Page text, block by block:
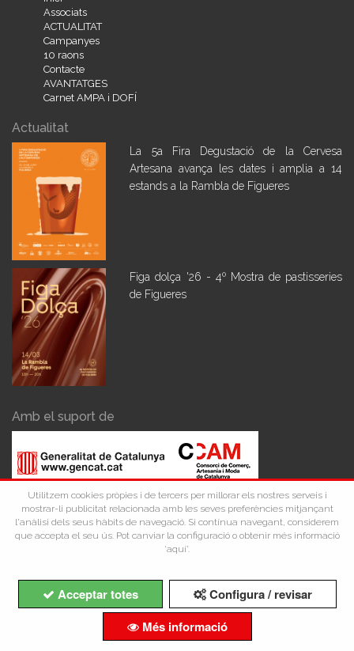
Associats
ACTUALITAT
Campanyes
10 raons
Contacte
AVANTATGES
Carnet AMPA i DOFÍ
Actualitat
La 5a Fira Degustació de la Cervesa
Artesana avança les dates i amplia a 14
estands a la Rambla de Figueres
Figa dolça '26 - 4º Mostra de pastisseries
de Figueres
Amb el suport de
Política de Privacidad Política de Cookies
Utilitzem cookies pròpies i de tercers per millorar els nostres serveis i
mostrar-li publicitat relacionada amb les seves preferències mitjançant
l'anàlisi dels seus hàbits de navegació. Si contínua navegant, considerem
que accepta el seu ús. Pot canviar la configuració o obtenir més informació
‘aquí’.
Acceptar totes
Configura / revisar
Més informació